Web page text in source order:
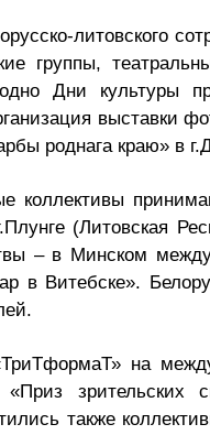
литовского
группы,
Дни культуры
выставки
роднага краю» в
коллективы
(Литовская
– в Минском
в Витебске».
на
зрительских
также